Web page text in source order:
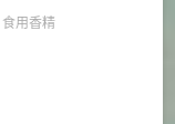
食用香精